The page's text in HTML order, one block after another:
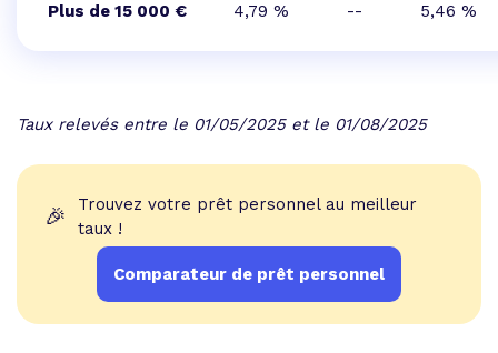
Plus de 15 000 € 4,79 % -- 5,46 %
Taux relevés entre le 01/05/2025 et le 01/08/2025
🎉
Trouvez votre prêt personnel au meilleur
taux !
Comparateur de prêt personnel